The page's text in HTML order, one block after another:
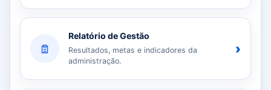
Relatório de Gestão
Resultados, metas e indicadores da
administração.
›